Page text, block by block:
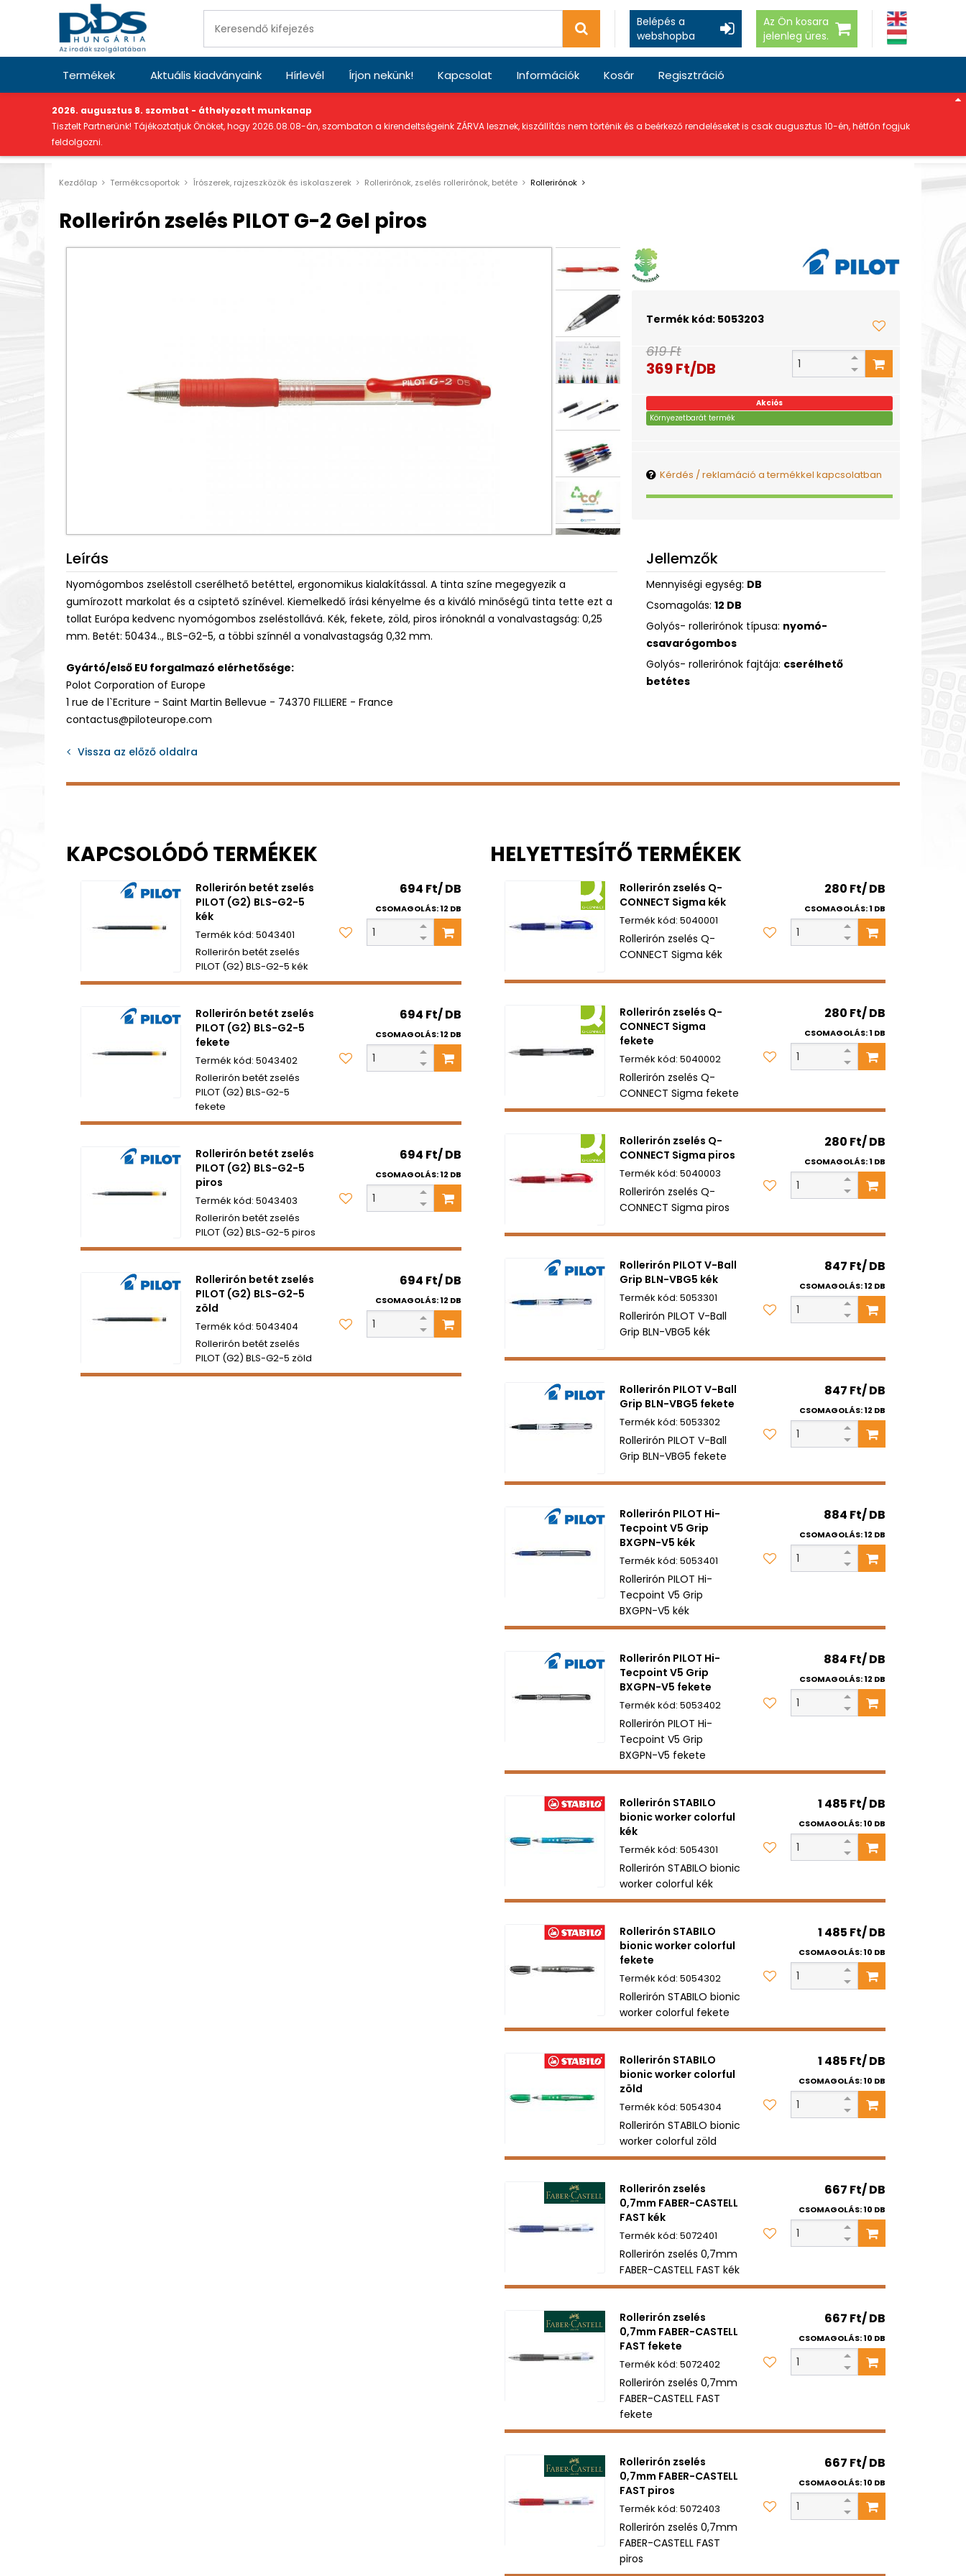
Belépés a
webshopba
Az Ön kosara
jelenleg üres.
Termékek Aktuális kiadványaink Hírlevél Írjon nekünk! Kapcsolat Információk Kosár Regisztráció
2026. augusztus 8. szombat - áthelyezett munkanap
Tisztelt Partnerünk! Tájékoztatjuk Önöket, hogy 2026.08.08-án, szombaton a kirendeltségeink ZÁRVA lesznek, kiszállítás nem történik és a beérkező rendeléseket is csak augusztus 10-én, hétfőn fogjuk
feldolgozni.
Kezdőlap Termékcsoportok Írószerek, rajzeszközök és iskolaszerek Rollerirónok, zselés rollerirónok, betéte Rollerirónok
Rollerirón zselés PILOT G-2 Gel piros
Termék kód: 5053203
619 Ft
369 Ft/DB
Akciós
Környezetbarát termék
Kérdés / reklamáció a termékkel kapcsolatban
Leírás
Nyomógombos zseléstoll cserélhető betéttel, ergonomikus kialakítással. A tinta színe megegyezik a
gumírozott markolat és a csiptető színével. Kiemelkedő írási kényelme és a kiváló minőségű tinta tette ezt a
tollat Európa kedvenc nyomógombos zseléstollává. Kék, fekete, zöld, piros irónoknál a vonalvastagság: 0,25
mm. Betét: 50434.., BLS-G2-5, a többi színnél a vonalvastagság 0,32 mm.
Gyártó/első EU forgalmazó elérhetősége:
Polot Corporation of Europe
1 rue de l`Ecriture - Saint Martin Bellevue - 74370 FILLIERE - France
contactus@piloteurope.com
Jellemzők
Mennyiségi egység: DB
Csomagolás: 12 DB
Golyós- rollerirónok típusa: nyomó-
csavarógombos
Golyós- rollerirónok fajtája: cserélhető
betétes
Vissza az előző oldalra
KAPCSOLÓDÓ TERMÉKEK
Rollerirón betét zselés
PILOT (G2) BLS-G2-5
kék
5043401
Rollerirón betét zselés
PILOT (G2) BLS-G2-5 kék
694 Ft/ DB
CSOMAGOLÁS: 12 DB
Rollerirón betét zselés
PILOT (G2) BLS-G2-5
fekete
5043402
Rollerirón betét zselés
PILOT (G2) BLS-G2-5
fekete
694 Ft/ DB
CSOMAGOLÁS: 12 DB
Rollerirón betét zselés
PILOT (G2) BLS-G2-5
piros
5043403
Rollerirón betét zselés
PILOT (G2) BLS-G2-5 piros
694 Ft/ DB
CSOMAGOLÁS: 12 DB
Rollerirón betét zselés
PILOT (G2) BLS-G2-5
zöld
5043404
Rollerirón betét zselés
PILOT (G2) BLS-G2-5 zöld
694 Ft/ DB
CSOMAGOLÁS: 12 DB
HELYETTESÍTŐ TERMÉKEK
Rollerirón zselés Q-
CONNECT Sigma kék
5040001
Rollerirón zselés Q-
CONNECT Sigma kék
280 Ft/ DB
CSOMAGOLÁS: 1 DB
Rollerirón zselés Q-
CONNECT Sigma
fekete
5040002
Rollerirón zselés Q-
CONNECT Sigma fekete
280 Ft/ DB
CSOMAGOLÁS: 1 DB
Rollerirón zselés Q-
CONNECT Sigma piros
5040003
Rollerirón zselés Q-
CONNECT Sigma piros
280 Ft/ DB
CSOMAGOLÁS: 1 DB
Rollerirón PILOT V-Ball
Grip BLN-VBG5 kék
5053301
Rollerirón PILOT V-Ball
Grip BLN-VBG5 kék
847 Ft/ DB
CSOMAGOLÁS: 12 DB
Rollerirón PILOT V-Ball
Grip BLN-VBG5 fekete
5053302
Rollerirón PILOT V-Ball
Grip BLN-VBG5 fekete
847 Ft/ DB
CSOMAGOLÁS: 12 DB
Rollerirón PILOT Hi-
Tecpoint V5 Grip
BXGPN-V5 kék
5053401
Rollerirón PILOT Hi-
Tecpoint V5 Grip
BXGPN-V5 kék
884 Ft/ DB
CSOMAGOLÁS: 12 DB
Rollerirón PILOT Hi-
Tecpoint V5 Grip
BXGPN-V5 fekete
5053402
Rollerirón PILOT Hi-
Tecpoint V5 Grip
BXGPN-V5 fekete
884 Ft/ DB
CSOMAGOLÁS: 12 DB
Rollerirón STABILO
bionic worker colorful
kék
5054301
Rollerirón STABILO bionic
worker colorful kék
1 485 Ft/ DB
CSOMAGOLÁS: 10 DB
Rollerirón STABILO
bionic worker colorful
fekete
5054302
Rollerirón STABILO bionic
worker colorful fekete
1 485 Ft/ DB
CSOMAGOLÁS: 10 DB
Rollerirón STABILO
bionic worker colorful
zöld
5054304
Rollerirón STABILO bionic
worker colorful zöld
1 485 Ft/ DB
CSOMAGOLÁS: 10 DB
Rollerirón zselés
0,7mm FABER-CASTELL
FAST kék
5072401
Rollerirón zselés 0,7mm
FABER-CASTELL FAST kék
667 Ft/ DB
CSOMAGOLÁS: 10 DB
Rollerirón zselés
0,7mm FABER-CASTELL
FAST fekete
5072402
Rollerirón zselés 0,7mm
FABER-CASTELL FAST
fekete
667 Ft/ DB
CSOMAGOLÁS: 10 DB
Rollerirón zselés
0,7mm FABER-CASTELL
FAST piros
5072403
Rollerirón zselés 0,7mm
FABER-CASTELL FAST
piros
667 Ft/ DB
CSOMAGOLÁS: 10 DB